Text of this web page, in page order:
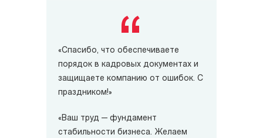
«Спасибо, что обеспечиваете
порядок в кадровых документах и
защищаете компанию от ошибок. С
праздником!»
«Ваш труд — фундамент
стабильности бизнеса. Желаем